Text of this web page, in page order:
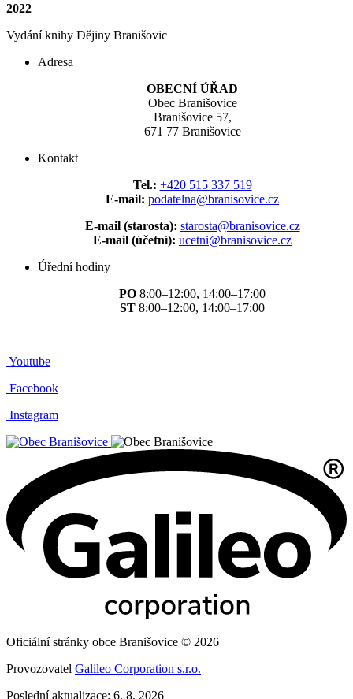
2022
Vydání knihy Dějiny Branišovic
Adresa
OBECNÍ ÚŘAD
Obec Branišovice
Branišovice 57,
671 77 Branišovice
Kontakt
Tel.: +420 515 337 519
E-mail: podatelna@branisovice.cz
E-mail (starosta): starosta@branisovice.cz
E-mail (účetní): ucetni@branisovice.cz
Úřední hodiny
PO 8:00–12:00, 14:00–17:00
ST 8:00–12:00, 14:00–17:00
Youtube
Facebook
Instagram
Oficiální stránky obce Branišovice © 2026
Provozovatel Galileo Corporation s.r.o.
Poslední aktualizace: 6. 8. 2026